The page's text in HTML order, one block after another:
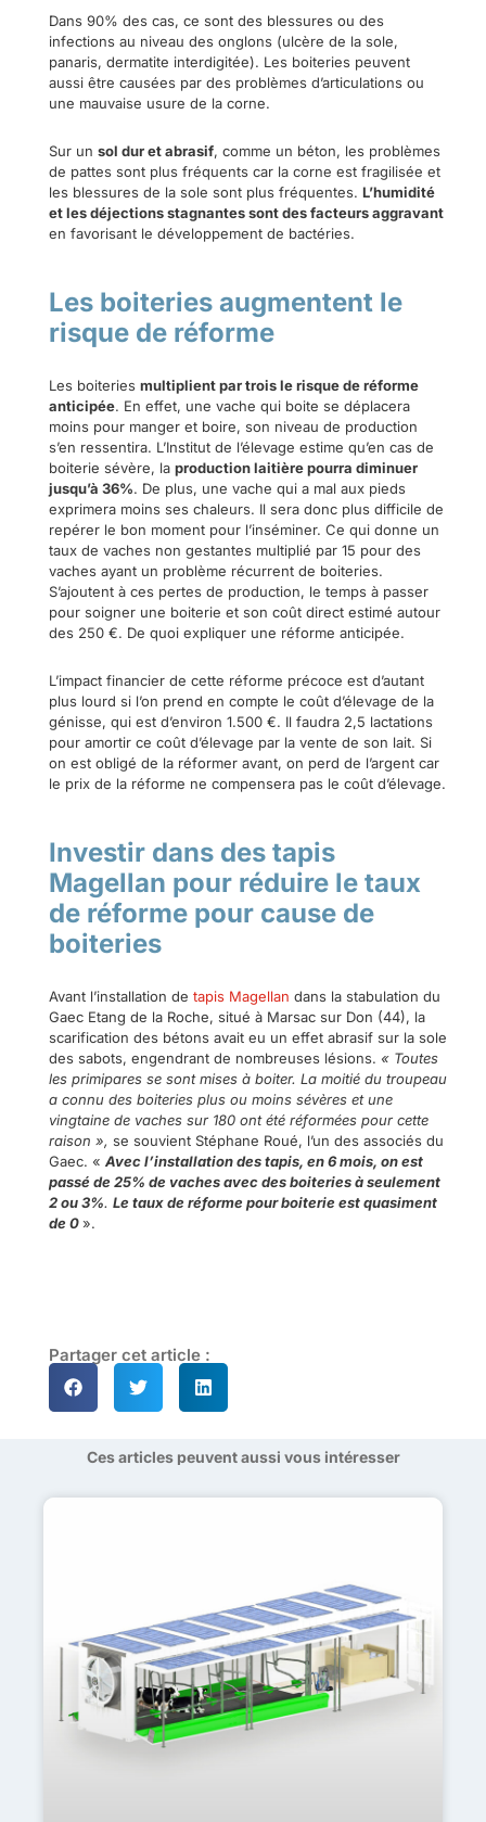
Dans 90% des cas, ce sont des blessures ou des
infections au niveau des onglons (ulcère de la sole,
panaris, dermatite interdigitée). Les boiteries peuvent
aussi être causées par des problèmes d’articulations ou
une mauvaise usure de la corne.
Sur un sol dur et abrasif, comme un béton, les problèmes
de pattes sont plus fréquents car la corne est fragilisée et
les blessures de la sole sont plus fréquentes. L’humidité
et les déjections stagnantes sont des facteurs aggravant
en favorisant le développement de bactéries.
Les boiteries augmentent le
risque de réforme
Les boiteries multiplient par trois le risque de réforme
anticipée. En effet, une vache qui boite se déplacera
moins pour manger et boire, son niveau de production
s’en ressentira. L’Institut de l’élevage estime qu’en cas de
boiterie sévère, la production laitière pourra diminuer
jusqu’à 36%. De plus, une vache qui a mal aux pieds
exprimera moins ses chaleurs. Il sera donc plus difficile de
repérer le bon moment pour l’inséminer. Ce qui donne un
taux de vaches non gestantes multiplié par 15 pour des
vaches ayant un problème récurrent de boiteries.
S’ajoutent à ces pertes de production, le temps à passer
pour soigner une boiterie et son coût direct estimé autour
des 250 €. De quoi expliquer une réforme anticipée.
L’impact financier de cette réforme précoce est d’autant
plus lourd si l’on prend en compte le coût d’élevage de la
génisse, qui est d’environ 1.500 €. Il faudra 2,5 lactations
pour amortir ce coût d’élevage par la vente de son lait. Si
on est obligé de la réformer avant, on perd de l’argent car
le prix de la réforme ne compensera pas le coût d’élevage.
Investir dans des tapis
Magellan pour réduire le taux
de réforme pour cause de
boiteries
Avant l’installation de tapis Magellan dans la stabulation du
Gaec Etang de la Roche, situé à Marsac sur Don (44), la
scarification des bétons avait eu un effet abrasif sur la sole
des sabots, engendrant de nombreuses lésions. « Toutes
les primipares se sont mises à boiter. La moitié du troupeau
a connu des boiteries plus ou moins sévères et une
vingtaine de vaches sur 180 ont été réformées pour cette
raison », se souvient Stéphane Roué, l’un des associés du
Gaec. « Avec l’installation des tapis, en 6 mois, on est
passé de 25% de vaches avec des boiteries à seulement
2 ou 3%. Le taux de réforme pour boiterie est quasiment
de 0».
Partager cet article :
Ces articles peuvent aussi vous intéresser